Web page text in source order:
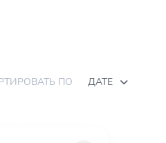
ПО ДАТЕ